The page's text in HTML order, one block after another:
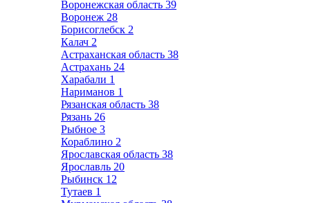
Воронежская область 39
Воронеж 28
Борисоглебск 2
Калач 2
Астраханская область 38
Астрахань 24
Харабали 1
Нариманов 1
Рязанская область 38
Рязань 26
Рыбное 3
Кораблино 2
Ярославская область 38
Ярославль 20
Рыбинск 12
Тутаев 1